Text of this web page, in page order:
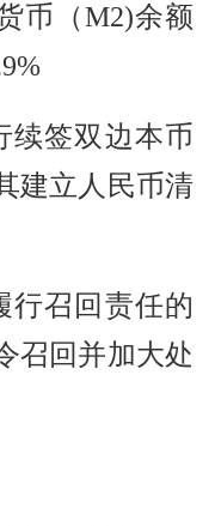
币（M2)余额
续签双边本币
建立人民币清
行召回责任的
召回并加大处